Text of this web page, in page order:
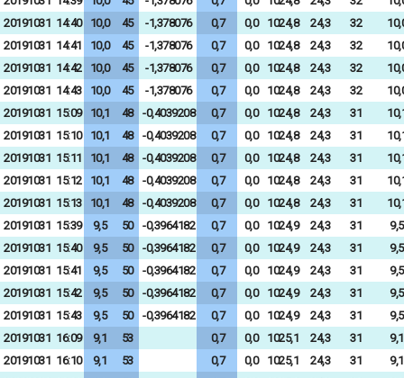
20191031 14:40 10,0 45 -1,378076 0,7 0,0 1024,8 24,3 32
20191031 14:41 10,0 45 -1,378076 0,7 0,0 1024,8 24,3 32
20191031 14:42 10,0 45 -1,378076 0,7 0,0 1024,8 24,3 32
20191031 14:43 10,0 45 -1,378076 0,7 0,0 1024,8 24,3 32
20191031 15:09 10,1 48 -0,4039208 0,7 0,0 1024,8 24,3 31
20191031 15:10 10,1 48 -0,4039208 0,7 0,0 1024,8 24,3 31
20191031 15:11 10,1 48 -0,4039208 0,7 0,0 1024,8 24,3 31
20191031 15:12 10,1 48 -0,4039208 0,7 0,0 1024,8 24,3 31
20191031 15:13 10,1 48 -0,4039208 0,7 0,0 1024,8 24,3 31
20191031 15:39 9,5 50 -0,3964182 0,7 0,0 1024,9 24,3 31
9,5
20191031 15:40 9,5 50 -0,3964182 0,7 0,0 1024,9 24,3 31
9,5
20191031 15:41 9,5 50 -0,3964182 0,7 0,0 1024,9 24,3 31
9,5
20191031 15:42 9,5 50 -0,3964182 0,7 0,0 1024,9 24,3 31
9,5
20191031 15:43 9,5 50 -0,3964182 0,7 0,0 1024,9 24,3 31
9,5
20191031 16:09 9,1 53 0,7 0,0 1025,1 24,3 31
9,1
20191031 16:10 9,1 53 0,7 0,0 1025,1 24,3 31
9,1